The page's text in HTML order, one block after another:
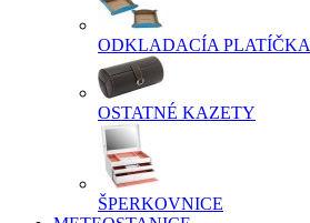
ODKLADACÍA PLATÍČKA
OSTATNÉ KAZETY
ŠPERKOVNICE